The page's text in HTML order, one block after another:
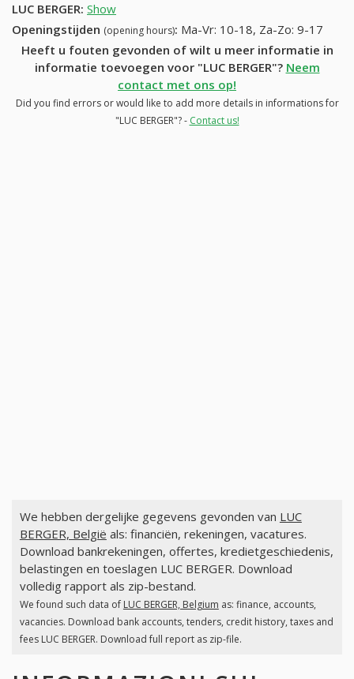
LUC BERGER: Show
Openingstijden (opening hours): Ma-Vr: 10-18, Za-Zo: 9-17
Heeft u fouten gevonden of wilt u meer informatie in
informatie toevoegen voor "LUC BERGER"? Neem
contact met ons op!
Did you find errors or would like to add more details in informations for
"LUC BERGER"? - Contact us!
We hebben dergelijke gegevens gevonden van LUC
BERGER, België als: financiën, rekeningen, vacatures.
Download bankrekeningen, offertes, kredietgeschiedenis,
belastingen en toeslagen LUC BERGER. Download
volledig rapport als zip-bestand.
We found such data of LUC BERGER, Belgium as: finance, accounts,
vacancies. Download bank accounts, tenders, credit history, taxes and
fees LUC BERGER. Download full report as zip-file.